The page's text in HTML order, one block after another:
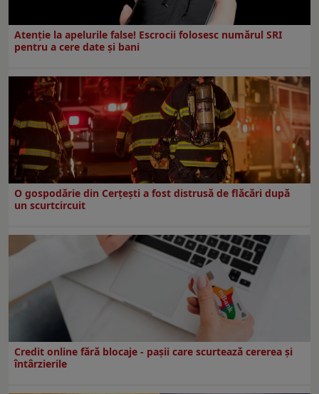
Atenție la apelurile false! Escrocii folosesc numărul SRI
pentru a cere date și bani
O gospodărie din Cerțești a fost distrusă de flăcări după
un scurtcircuit
Credit online fără blocaje - pașii care scurtează cererea și
întârzierile